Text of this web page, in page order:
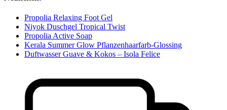
Propolia Relaxing Foot Gel
Niyok Duschgel Tropical Twist
Propolia Active Soap
Kerala Summer Glow Pflanzenhaarfarb-Glossing
Duftwasser Guave & Kokos – Isola Felice